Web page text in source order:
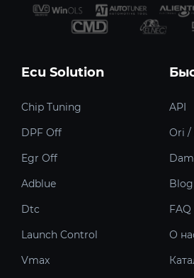
Ecu Solution
Chip Tuning
DPF Off
Egr Off
Adblue
Dtc
Launch Control
Vmax
API
Ori /
Blog
FAQ
О